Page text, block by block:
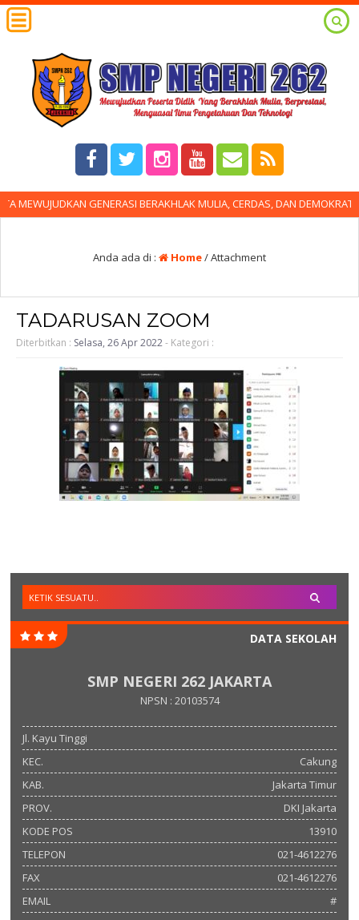
GENERASI BERAKHLAK MULIA, CERDAS, DAN
Anda ada di : Home/ Attachment
TADARUSAN ZOOM
Diterbitkan : Selasa, 26 Apr 2022- Kategori :
DATA SEKOLAH
SMP NEGERI 262 JAKARTA
NPSN : 20103574
Jl. Kayu Tinggi
KEC.
Cakung
KAB.
Jakarta Timur
PROV.
DKI Jakarta
KODE POS
13910
TELEPON
021-4612276
FAX
021-4612276
EMAIL
#